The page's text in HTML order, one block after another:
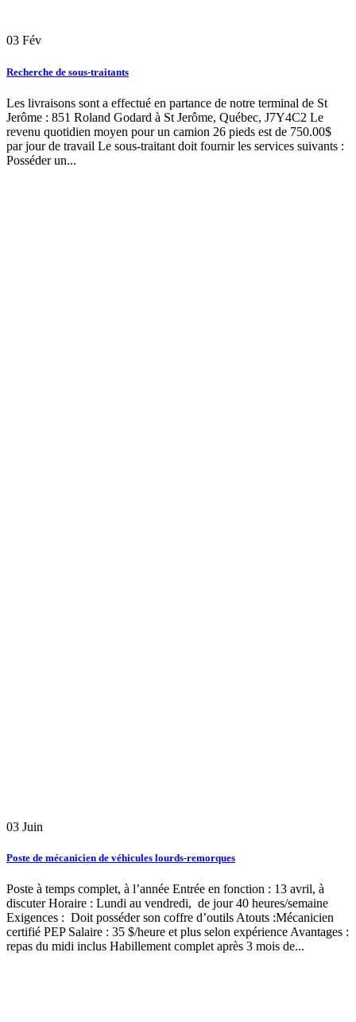
03 Fév
Recherche de sous-traitants
Les livraisons sont a effectué en partance de notre terminal de St
Jerôme : 851 Roland Godard à St Jerôme, Québec, J7Y4C2 Le
revenu quotidien moyen pour un camion 26 pieds est de 750.00$
par jour de travail Le sous-traitant doit fournir les services suivants :
Posséder un...
03 Juin
Poste de mécanicien de véhicules lourds-remorques
Poste à temps complet, à l’année Entrée en fonction : 13 avril, à
discuter Horaire : Lundi au vendredi, de jour 40 heures/semaine
Exigences : Doit posséder son coffre d’outils Atouts :Mécanicien
certifié PEP Salaire : 35 $/heure et plus selon expérience Avantages :
repas du midi inclus Habillement complet après 3 mois de...